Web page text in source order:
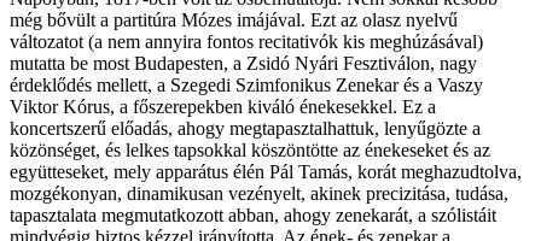
még bővült a partitúra Mózes imájával. Ezt az olasz nyelvű
változatot (a nem annyira fontos recitativók kis meghúzásával)
mutatta be most Budapesten, a Zsidó Nyári Fesztiválon, nagy
érdeklődés mellett, a Szegedi Szimfonikus Zenekar és a Vaszy
Viktor Kórus, a főszerepekben kiváló énekesekkel. Ez a
koncertszerű előadás, ahogy megtapasztalhattuk, lenyűgözte a
közönséget, és lelkes tapsokkal köszöntötte az énekeseket és az
együtteseket, mely apparátus élén Pál Tamás, korát meghazudtolva,
mozgékonyan, dinamikusan vezényelt, akinek precizitása, tudása,
tapasztalata megmutatkozott abban, ahogy zenekarát, a szólistáit
mindvégig biztos kézzel irányította. Az ének- és zenekar a